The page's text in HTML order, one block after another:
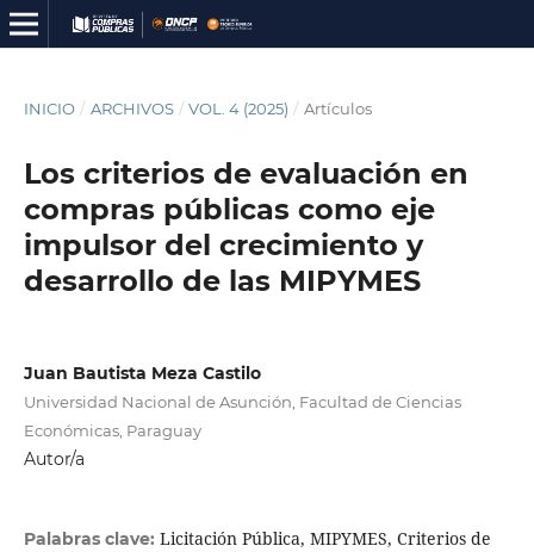
INICIO / ARCHIVOS / VOL. 4 (2025) / Artículos
Los criterios de evaluación en
compras públicas como eje
impulsor del crecimiento y
desarrollo de las MIPYMES
Juan Bautista Meza Castilo
Universidad Nacional de Asunción, Facultad de Ciencias
Económicas, Paraguay
Autor/a
Palabras clave: Licitación Pública, MIPYMES, Criterios de